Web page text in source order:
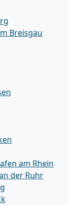
Breisgau
am Rhein
der Ruhr